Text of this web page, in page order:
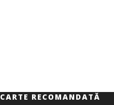
CARTE RECOMANDATĂ